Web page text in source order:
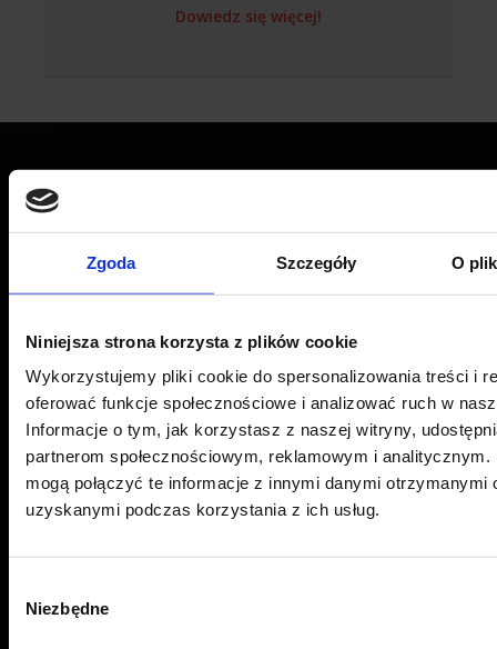
Zgoda Szczegóły O
Niniejsza strona korzysta z plików cookie
Wykorzystujemy pliki cookie do spersonalizowania treści i
oferować funkcje społecznościowe i analizować ruch w
Informacje o tym, jak korzystasz z naszej witryny,
partnerom społecznościowym, reklamowym i analitycznym.
mogą połączyć te informacje z innymi danymi otrzymanymi
uzyskanymi podczas korzystania z ich usług.
zgody
Niezbędne
Dowiedz się więcej!
Oddział Sonina -
+48 534 704 315
ul. 9 Dywizji Piechoty 79, 35-001 Rzeszów
Oddział Rzeszów -
+48 575 676 005
Email:pwj.poczta@gmail.com